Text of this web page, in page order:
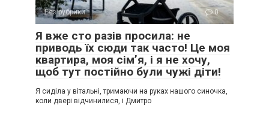
Без рубрики 0
Я вже сто разів просила: не
приводь їх сюди так часто! Це моя
квартира, моя сім’я, і я не хочу,
щоб тут постійно були чужі діти!
Я сиділа у вітальні, тримаючи на руках нашого синочка,
коли двері відчинилися, і Дмитро